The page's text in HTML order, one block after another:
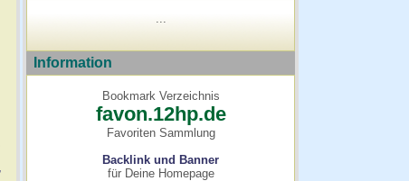
,
Information
Bookmark Verzeichnis
favon.12hp.de
Favoriten Sammlung
Backlink und Banner
für Deine Homepage